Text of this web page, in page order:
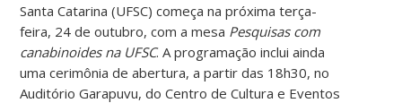
Santa Catarina (UFSC) começa na próxima terça-
feira, 24 de outubro, com a mesa Pesquisas com
canabinoides na UFSC. A programação inclui ainda
uma cerimônia de abertura, a partir das 18h30, no
Auditório Garapuvu, do Centro de Cultura e Eventos